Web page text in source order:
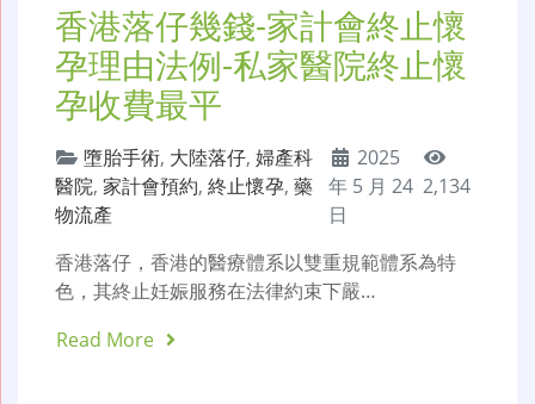
香港落仔幾錢-家計會終止懷
孕理由法例-私家醫院終止懷
孕收費最平
墮胎手術, 大陸落仔, 婦產科
醫院, 家計會預約, 終止懷孕, 藥
物流產
2025
年 5 月 24
日
2,134
香港落仔，香港的醫療體系以雙重規範體系為特
色，其終止妊娠服務在法律約束下嚴…
Read More